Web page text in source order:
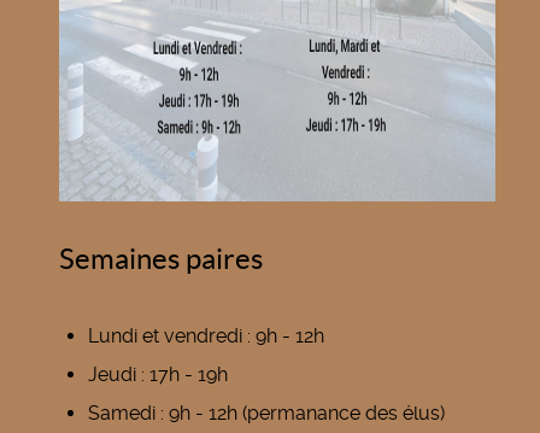
Semaines paires
Lundi et vendredi : 9h - 12h
Jeudi : 17h - 19h
Samedi : 9h - 12h (permanance des élus)